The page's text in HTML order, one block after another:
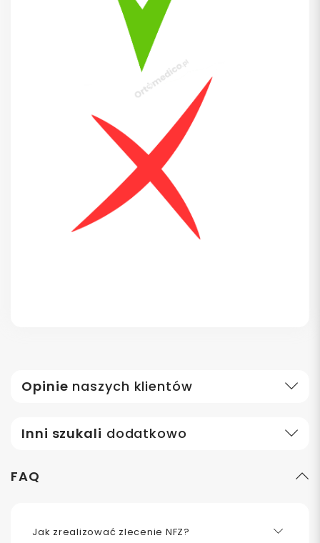
Opinie naszych klientów
Inni szukali dodatkowo
FAQ
Jak zrealizować zlecenie NFZ?